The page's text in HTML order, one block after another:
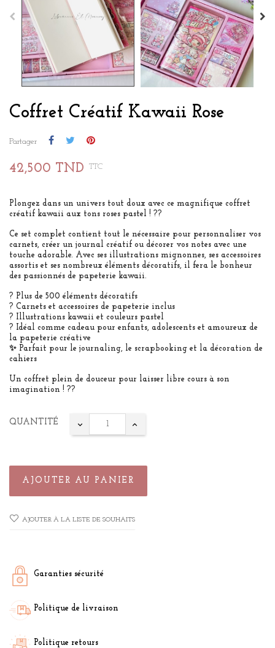
Coffret Créatif Kawaii Rose
Partager
42,500 TND TTC
Plongez dans un univers tout doux avec ce magnifique coffret
créatif kawaii aux tons roses pastel ! ??
Ce set complet contient tout le nécessaire pour personnaliser vos
carnets, créer un journal créatif ou décorer vos notes avec une
touche adorable. Avec ses illustrations mignonnes, ses accessoires
assortis et ses nombreux éléments décoratifs, il fera le bonheur
des passionnés de papeterie kawaii.
? Plus de 500 éléments décoratifs
? Carnets et accessoires de papeterie inclus
? Illustrations kawaii et couleurs pastel
? Idéal comme cadeau pour enfants, adolescents et amoureux de
la papeterie créative
✨ Parfait pour le journaling, le scrapbooking et la décoration de
cahiers
Un coffret plein de douceur pour laisser libre cours à son
imagination ! ??
QUANTITÉ
AJOUTER AU PANIER
AJOUTER À LA LISTE DE SOUHAITS
Garanties sécurité
Politique de livraison
Politique retours